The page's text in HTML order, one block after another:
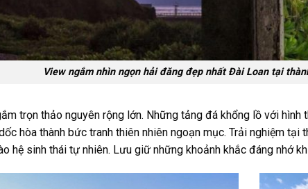
View ngắm nhìn ngọn hải đăng đẹp nhất Đài Loan tại
trọn thảo nguyên rộng lớn. Những tảng đá khổng lồ với
hòa thành bức tranh thiên nhiên ngoạn mục. Trải nghiệm
hệ sinh thái tự nhiên. Lưu giữ những khoảnh khắc đáng nhớ